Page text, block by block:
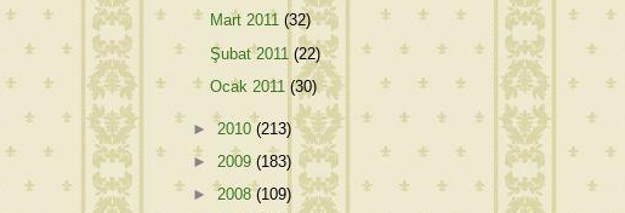
Mart 2011(32)
Şubat 2011(22)
Ocak 2011(30)
►2010(213)
► 2009 (183)
►2008(109)